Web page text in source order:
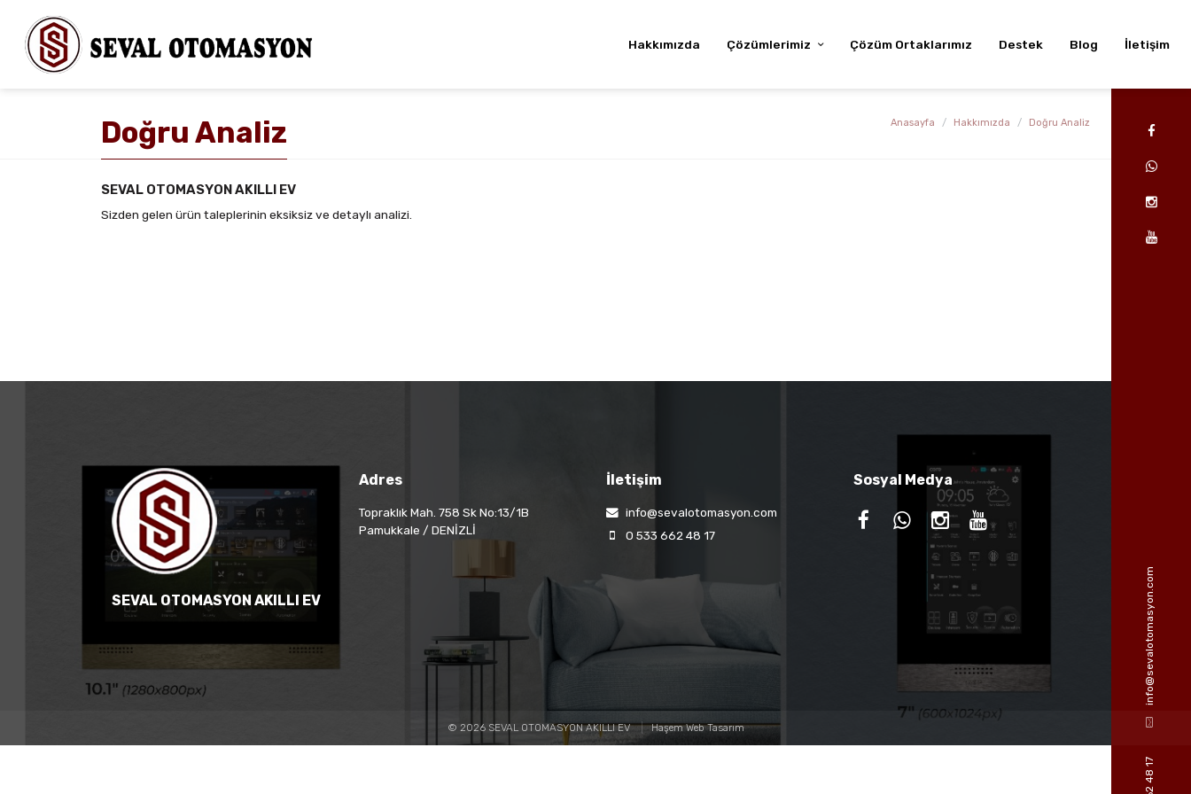
Hakkımızda Çözümlerimiz Çözüm Ortaklarımız Destek Blog İletişim
info@sevalotomasyon.com
Doğru Analiz Anasayfa Hakkımızda Doğru Analiz
SEVAL OTOMASYON AKILLI EV
Sizden gelen ürün taleplerinin eksiksiz ve detaylı analizi.
SEVAL OTOMASYON AKILLI EV
Adres
Topraklık Mah. 758 Sk No:13/1B
Pamukkale / DENİZLİ
İletişim
info@sevalotomasyon.com
0 533 662 48 17
Sosyal Medya
© 2026 SEVAL OTOMASYON AKILLI EV Haşem Web Tasarım